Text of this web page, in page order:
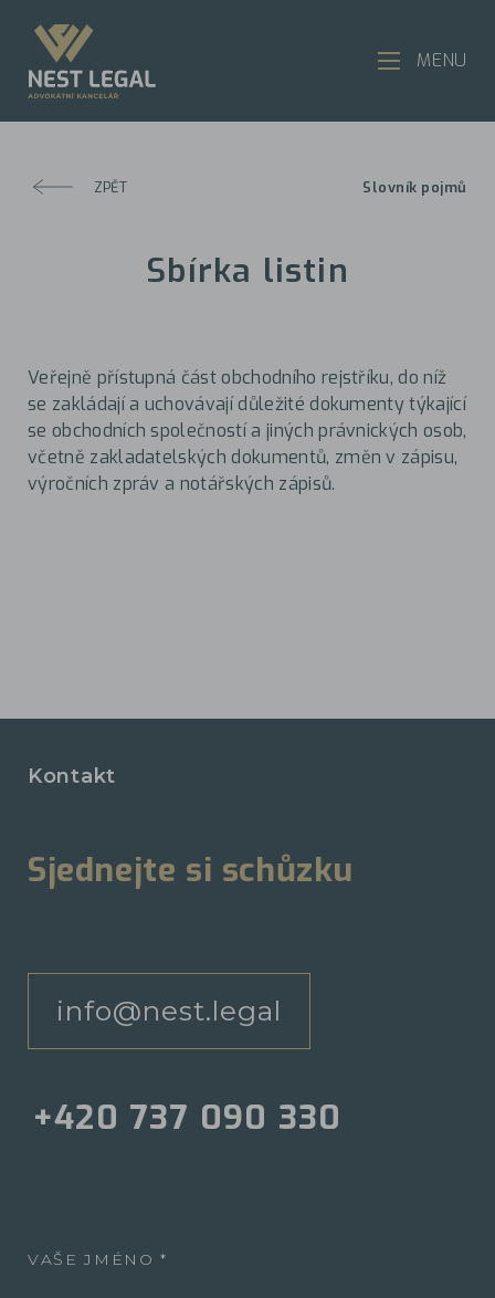
ZPĚT Slovník pojmů
Sbírka listin
Veřejně přístupná část obchodního rejstříku, do níž
se zakládají a uchovávají důležité dokumenty týkající
se obchodních společností a jiných právnických osob,
včetně zakladatelských dokumentů, změn v zápisu,
výročních zpráv a notářských zápisů.
Kontakt
Sjednejte si schůzku
info@nest.legal
+420 737 090 330
VAŠE JMÉNO
MENU